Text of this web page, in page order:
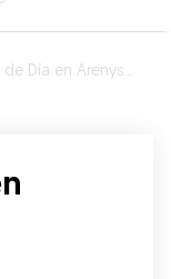
en Arenys de Munt